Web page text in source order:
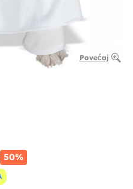
Povećaj
50%